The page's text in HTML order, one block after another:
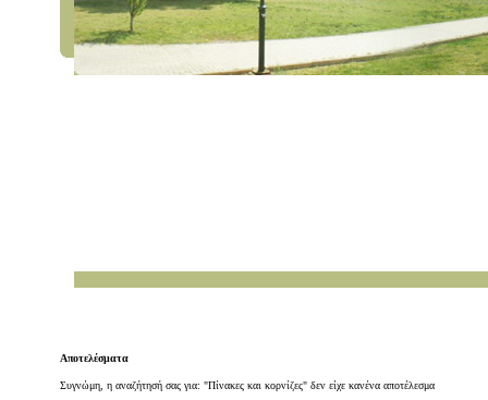
Αποτελέσματα
Συγνώμη, η αναζήτησή σας για: "Πίνακες και κορνίζες" δεν είχε κανένα αποτέλεσμα